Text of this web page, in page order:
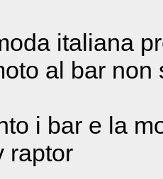
italiana
al bar non
i bar e la
raptor